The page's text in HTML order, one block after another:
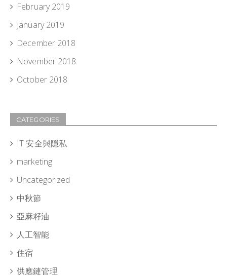
February 2019
January 2019
December 2018
November 2018
October 2018
CATEGORIES
IT 安全與隱私
marketing
Uncategorized
中秋節
亞麻籽油
人工智能
住宿
供應鏈管理